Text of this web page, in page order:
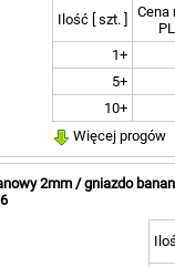
1,2m [ 5 ]
22m [ 5 ]
23,5m [ 5 ]
24,3m [ 2 ]
24,5m [ 2 ]
36m [ 2 ]
37m [ 1 ]
38m [ 1 ]
39m [ 2 ]
Ilość [ szt. ]
Cena
1+
5+
10+
Więcej progów
2mm / gniazdo